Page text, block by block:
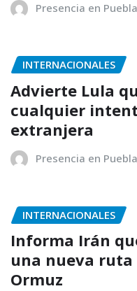
Presencia en Puebla
INTERNACIONALES
Advierte Lula
cualquier
extranjera
Presencia en Puebla
INTERNACIONALES
Informa Irán
una nueva ruta
Ormuz